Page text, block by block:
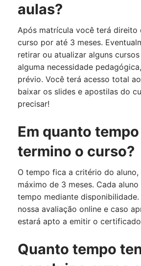
aulas?
Após matrícula você terá direito
curso por até 3 meses.
retirar ou atualizar alguns
alguma necessidade
prévio. Você terá acesso total
baixar os slides e apostilas do
precisar!
Em quanto
termino o curso?
O tempo fica a critério do
máximo de 3 meses. Cada aluno
tempo mediante disponibilidade.
nossa avaliação online e caso
estará apto a emitir o
Quanto tempo